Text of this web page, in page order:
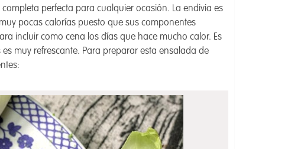
perfecta para cualquier ocasión. La endivia es
pocas calorías puesto que sus componentes
incluir como cena los días que hace mucho calor. Es
muy refrescante. Para preparar esta ensalada de